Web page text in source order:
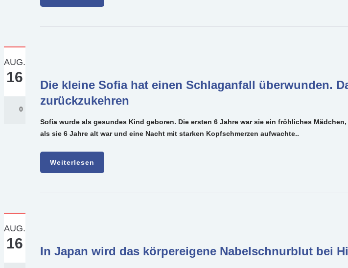
AUG.
16
0
Die kleine Sofia hat einen Schlaganfall überwunden.
zurückzukehren
Sofia wurde als gesundes Kind geboren. Die ersten 6 Jahre war sie ein fröhliches
als sie 6 Jahre alt war und eine Nacht mit starken Kopfschmerzen aufwachte..
Weiterlesen
AUG.
16 In Japan wird das körpereigene Nabelschnurblut bei